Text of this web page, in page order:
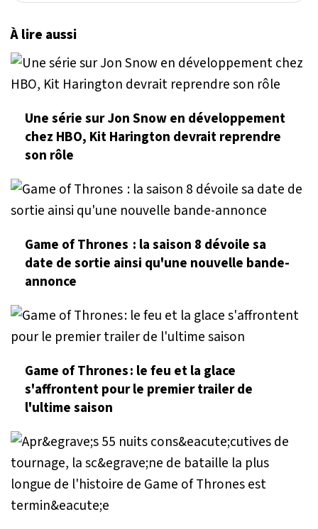
À lire aussi
Une série sur Jon Snow en développement
chez HBO, Kit Harington devrait reprendre
son rôle
Game of Thrones : la saison 8 dévoile sa
date de sortie ainsi qu'une nouvelle bande-
annonce
Game of Thrones : le feu et la glace
s'affrontent pour le premier trailer de
l'ultime saison